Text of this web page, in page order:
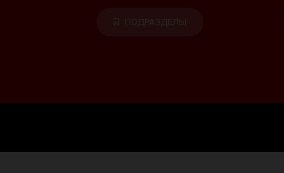
ПОДРАЗДЕЛЫ